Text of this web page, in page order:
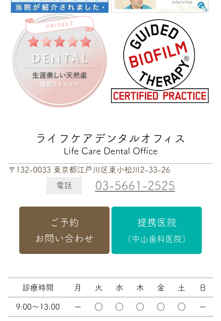
ライフケアデンタルオフィス
Life Care Dental Office
〒132-0033 東京都江戸川区東小松川2-33-26
電話 03-5661-2525
ご予約
お問い合わせ
提携医院
（中山歯科医院）
診療時間 月 火 水 木 金 土 日
9:00～13:00 ー ◯ ◯ ◯ ◯ ◯ ー